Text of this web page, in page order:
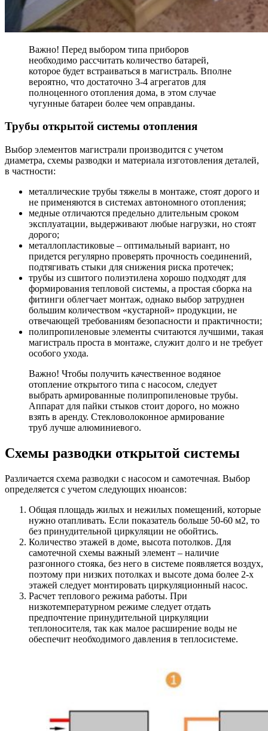
Важно! Перед выбором типа приборов
необходимо рассчитать количество батарей,
которое будет встраиваться в магистраль. Вполне
вероятно, что достаточно 3-4 агрегатов для
полноценного отопления дома, в этом случае
чугунные батареи более чем оправданы.
Трубы открытой системы отопления
Выбор элементов магистрали производится с учетом
диаметра, схемы разводки и материала изготовления деталей,
в частности:
металлические трубы тяжелы в монтаже, стоят дорого и
не применяются в системах автономного отопления;
медные отличаются предельно длительным сроком
эксплуатации, выдерживают любые нагрузки, но стоят
дорого;
металлопластиковые – оптимальный вариант, но
придется регулярно проверять прочность соединений,
подтягивать стыки для снижения риска протечек;
трубы из сшитого полиэтилена хорошо подходят для
формирования тепловой системы, а простая сборка на
фитинги облегчает монтаж, однако выбор затруднен
большим количеством «кустарной» продукции, не
отвечающей требованиям безопасности и практичности;
полипропиленовые элементы считаются лучшими, такая
магистраль проста в монтаже, служит долго и не требует
особого ухода.
Важно! Чтобы получить качественное водяное
отопление открытого типа с насосом, следует
выбрать армированные полипропиленовые трубы.
Аппарат для пайки стыков стоит дорого, но можно
взять в аренду. Стекловолоконное армирование
труб лучше алюминиевого.
Схемы разводки открытой системы
Различается схема разводки с насосом и самотечная. Выбор
определяется с учетом следующих нюансов:
Общая площадь жилых и нежилых помещений, которые
нужно отапливать. Если показатель больше 50-60 м2, то
без принудительной циркуляции не обойтись.
Количество этажей в доме, высота потолков. Для
самотечной схемы важный элемент – наличие
разгонного стояка, без него в системе появляется воздух,
поэтому при низких потолках и высоте дома более 2-х
этажей следует монтировать циркуляционный насос.
Расчет теплового режима работы. При
низкотемпературном режиме следует отдать
предпочтение принудительной циркуляции
теплоносителя, так как малое расширение воды не
обеспечит необходимого давления в теплосистеме.